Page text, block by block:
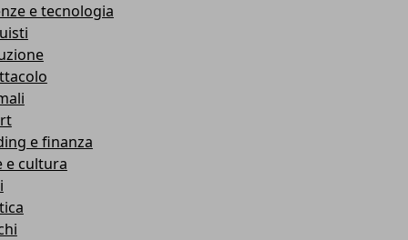
e tecnologia
e finanza
e cultura